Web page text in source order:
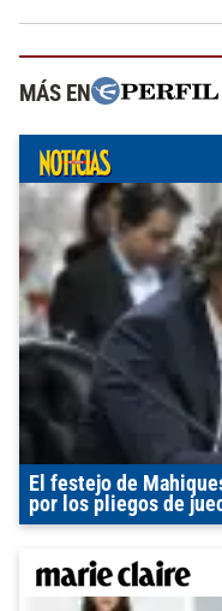
MÁS EN
El festejo de
por los pliegos de